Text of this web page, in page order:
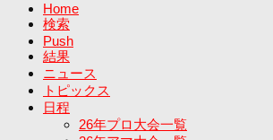
Home
検索
Push
結果
ニュース
トピックス
日程
26年プロ大会一覧